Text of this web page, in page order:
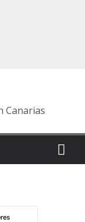
Canarias